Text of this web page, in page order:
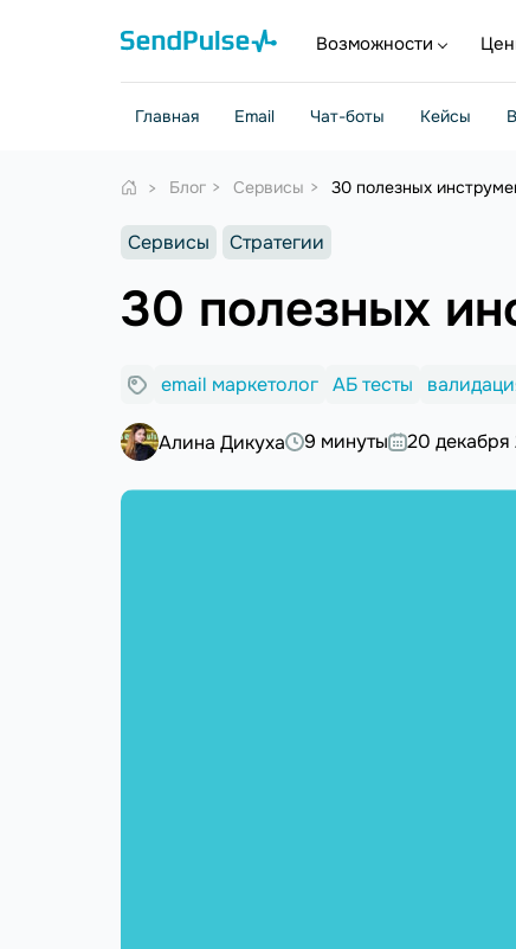
Возможности
Главная Email Чат-боты Кейсы
Блог Сервисы 30 полезных
Сервисы Стратегии
30 полезных
email маркетолог АБ тесты
Алина Дикуха 9 минуты 20